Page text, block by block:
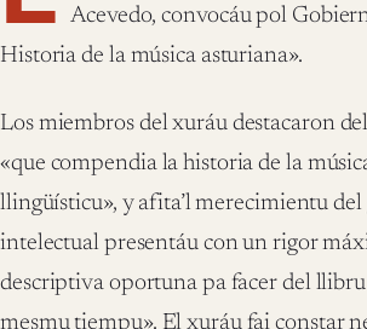
Acevedo, convocáu pol
Historia de la música asturiana».
Los miembros del xuráu destacaron
«que compendia la historia de la
llingüísticu», y afita’l merecimientu
intelectual presentáu con un rigor
descriptiva oportuna pa facer del
mesmu tiempu». El xuráu fai constar